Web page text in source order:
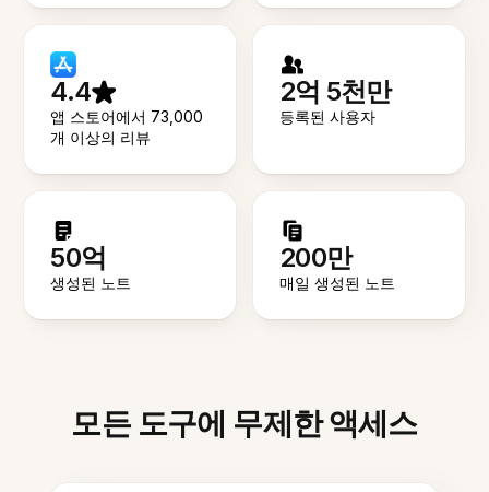
4.4
앱 스토어에서 73,000
개 이상의 리뷰
2억 5천만
등록된 사용자
50억
생성된 노트
200만
매일 생성된 노트
모든 도구에 무제한 액세스